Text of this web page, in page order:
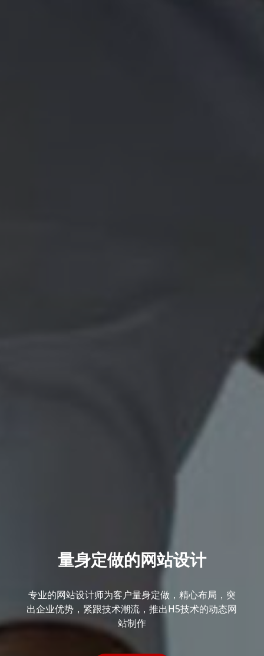
量身定做的网站设计
专业的网站设计师为客户量身定做，精心布局，突
出企业优势，紧跟技术潮流，推出H5技术的动态网
站制作